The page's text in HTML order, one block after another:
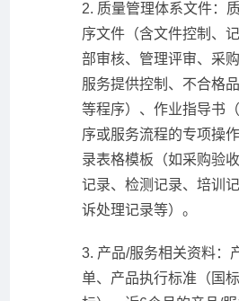
2. 质量管理体系文件：
序文件（含文件控制、
部审核、管理评审、采
服务提供控制、不合格
等程序）、作业指导书
序或服务流程的专项操
录表格模板（如采购验
记录、检测记录、培训
诉处理记录等）。
3. 产品/服务相关资料：
单、产品执行标准（国